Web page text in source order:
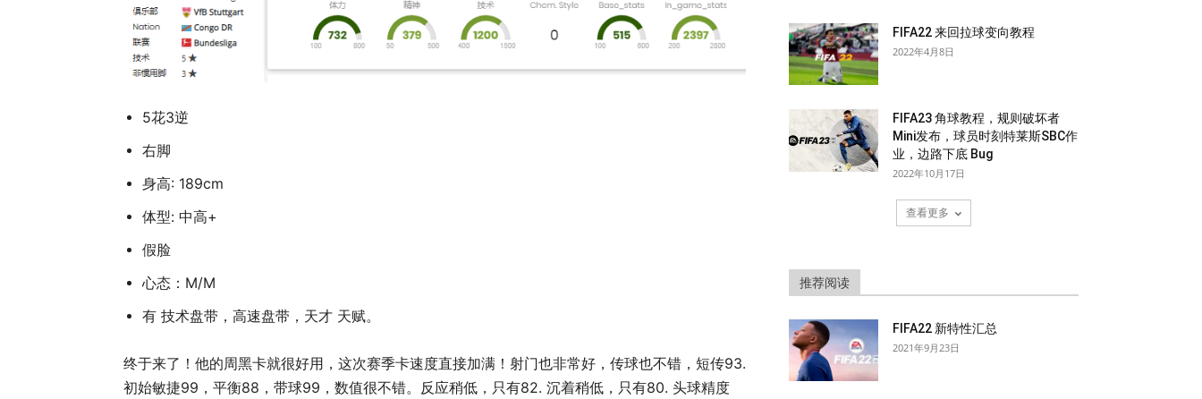
5花3逆
右脚
身高: 189cm
体型: 中高+
假脸
心态：M/M
有 技术盘带，高速盘带，天才 天赋。
终于来了！他的周黑卡就很好用，这次赛季卡速度直接加满！射门也非常好，传球也不错，短传93.
初始敏捷99，平衡88，带球99，数值很不错。反应稍低，只有82. 沉着稍低，只有80. 头球精度
FIFA22 来回拉球变向教程
2022年4月8日
FIFA23 角球教程，规则破坏者
Mini发布，球员时刻特莱斯SBC作
业，边路下底 Bug
2022年10月17日
查看更多
推荐阅读
FIFA22 新特性汇总
2021年9月23日